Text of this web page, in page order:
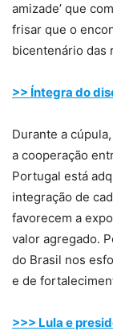
amizade’ que
frisar que o
bicentenário das
>> Íntegra do
Durante a
a cooperação
Portugal está
integração de
favorecem a
valor agregado.
do Brasil nos
e de
>>> Lula e